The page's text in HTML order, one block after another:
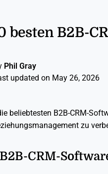
besten B2B-
Phil Gray
updated on May 26, 2026
beliebtesten B2B-CRM-
zu
CRM-